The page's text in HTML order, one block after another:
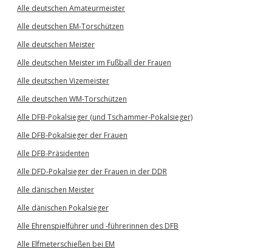
Alle deutschen Amateurmeister
Alle deutschen EM-Torschützen
Alle deutschen Meister
Alle deutschen Meister im Fußball der Frauen
Alle deutschen Vizemeister
Alle deutschen WM-Torschützen
Alle DFB-Pokalsieger (und Tschammer-Pokalsieger)
Alle DFB-Pokalsieger der Frauen
Alle DFB-Präsidenten
Alle DFD-Pokalsieger der Frauen in der DDR
Alle dänischen Meister
Alle dänischen Pokalsieger
Alle Ehrenspielführer und -führerinnen des DFB
Alle Elfmeterschießen bei EM